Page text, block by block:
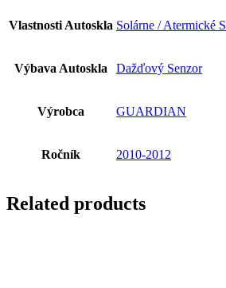
Vlastnosti Autoskla Solárne / Atermické
Výbava Autoskla Dažďový Senzor
Výrobca GUARDIAN
Ročník 2010-2012
Related products